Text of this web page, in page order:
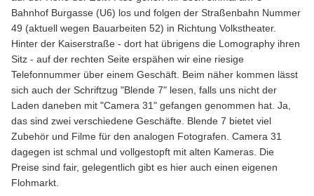
Bahnhof Burgasse (U6) los und folgen der Straßenbahn Nummer
49 (aktuell wegen Bauarbeiten 52) in Richtung Volkstheater.
Hinter der Kaiserstraße - dort hat übrigens die Lomography ihren
Sitz - auf der rechten Seite erspähen wir eine riesige
Telefonnummer über einem Geschäft. Beim näher kommen lässt
sich auch der Schriftzug "Blende 7" lesen, falls uns nicht der
Laden daneben mit "Camera 31" gefangen genommen hat. Ja,
das sind zwei verschiedene Geschäfte. Blende 7 bietet viel
Zubehör und Filme für den analogen Fotografen. Camera 31
dagegen ist schmal und vollgestopft mit alten Kameras. Die
Preise sind fair, gelegentlich gibt es hier auch einen eigenen
Flohmarkt.